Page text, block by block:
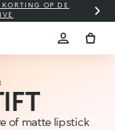
OP DE
of matte lipstick